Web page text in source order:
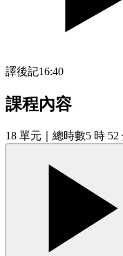
譯後記16:40
課程內容
18 單元 ｜總時數5 時 52